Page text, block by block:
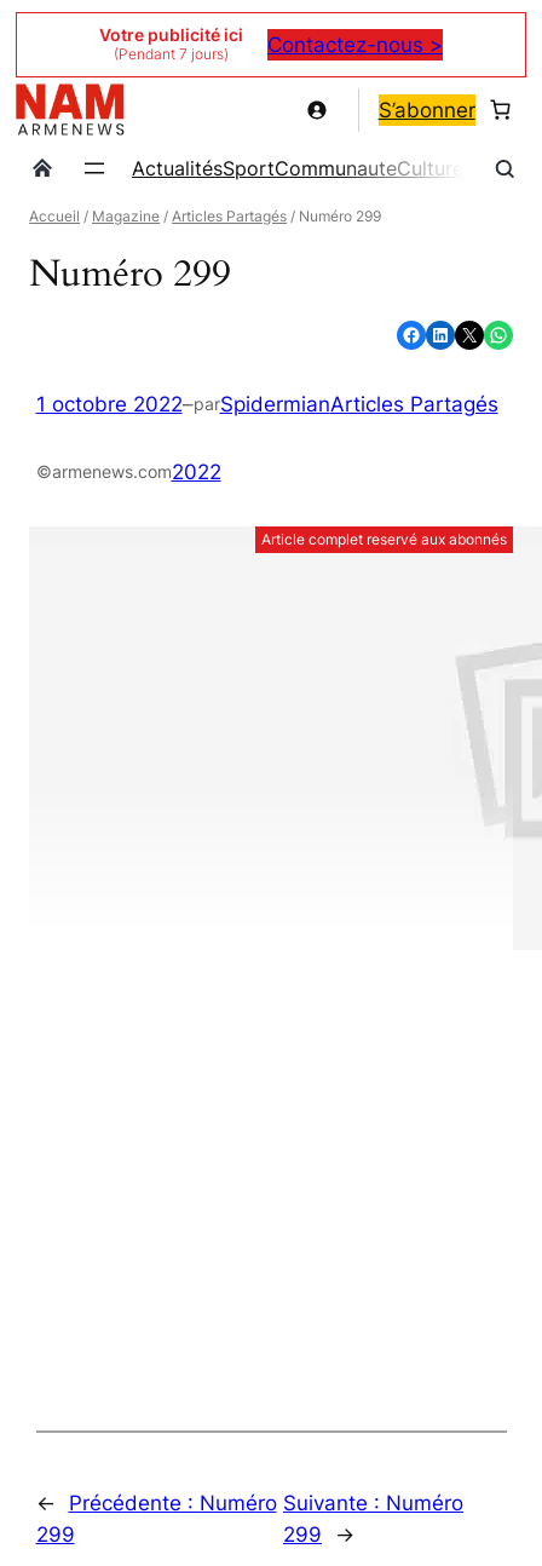
contenu
Votre publicité ici
(Pendant 7 jours) Contactez-nous >
S’abonner
ActualitésSportCommunauteCulture
Accueil / Magazine /Articles Partagés / Numéro 299
Numéro 299
Partager sur Facebook Partager sur LinkedIn Partager sur X Partager sur WhatsApp
1 octobre 2022–parSpidermianArticles Partagés
©armenews.com2022
Article complet reservé aux abonnés
← Précédente : Numéro
299
Suivante : Numéro
299
→